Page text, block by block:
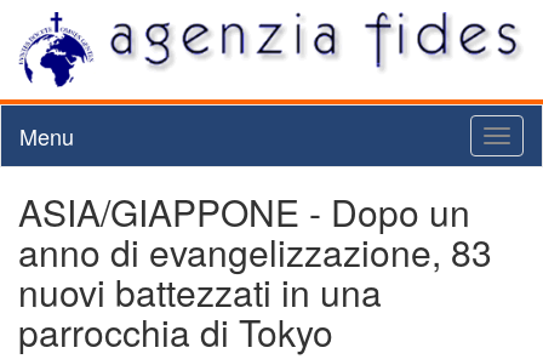
Menu
ASIA/GIAPPONE - Dopo un
anno di evangelizzazione, 83
nuovi battezzati in una
parrocchia di Tokyo